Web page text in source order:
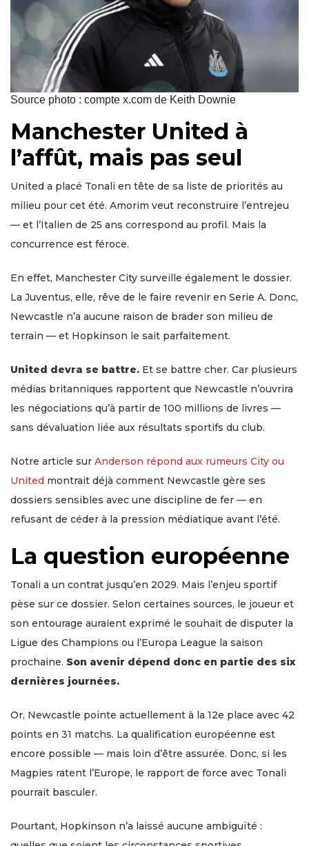
Source photo : compte x.com de Keith Downie
Manchester United à
l’affût, mais pas seul
United a placé Tonali en tête de sa liste de priorités au
milieu pour cet été. Amorim veut reconstruire l’entrejeu
— et l’Italien de 25 ans correspond au profil. Mais la
concurrence est féroce.
En effet, Manchester City surveille également le dossier.
La Juventus, elle, rêve de le faire revenir en Serie A. Donc,
Newcastle n’a aucune raison de brader son milieu de
terrain — et Hopkinson le sait parfaitement.
United devra se battre. Et se battre cher. Car plusieurs
médias britanniques rapportent que Newcastle n’ouvrira
les négociations qu’à partir de 100 millions de livres —
sans dévaluation liée aux résultats sportifs du club.
Notre article sur Anderson répond aux rumeurs City ou
United montrait déjà comment Newcastle gère ses
dossiers sensibles avec une discipline de fer — en
refusant de céder à la pression médiatique avant l’été.
La question européenne
Tonali a un contrat jusqu’en 2029. Mais l’enjeu sportif
pèse sur ce dossier. Selon certaines sources, le joueur et
son entourage auraient exprimé le souhait de disputer la
Ligue des Champions ou l’Europa League la saison
prochaine. Son avenir dépend donc en partie des six
dernières journées.
Or, Newcastle pointe actuellement à la 12e place avec 42
points en 31 matchs. La qualification européenne est
encore possible — mais loin d’être assurée. Donc, si les
Magpies ratent l’Europe, le rapport de force avec Tonali
pourrait basculer.
Pourtant, Hopkinson n’a laissé aucune ambiguïté :